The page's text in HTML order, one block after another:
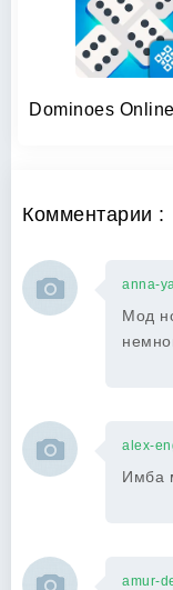
Комментарии :
anna-
Мод
alex-
Имба
amur-